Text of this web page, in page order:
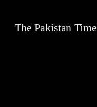
The Pakistan